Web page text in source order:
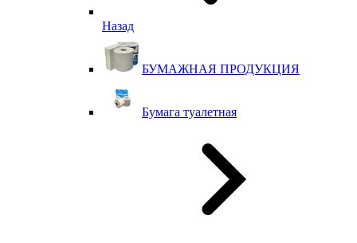
Назад
БУМАЖНАЯ ПРОДУКЦИЯ
Бумага туалетная